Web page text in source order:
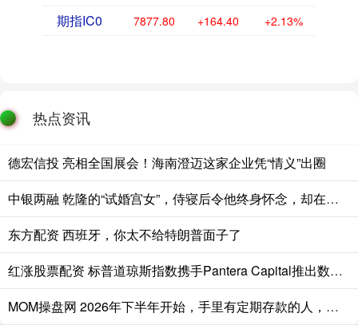
期指IC0 7877.80 +164.40 +2.13%
热点资讯
德宏信投 亮相全国展会！海南澄迈这家企业凭“情义”出圈
中银两融 乾隆的“试婚宫女”，侍寝后令他终身怀念，却在多年后骂死她儿子
东方配资 西班牙，你太不给特朗普面子了
红涨股票配资 标普道琼斯指数携手Pantera Capital推出数字资产新指数
MOM操盘网 2026年下半年开始，手里有定期存款的人，应该早点做好两手准备